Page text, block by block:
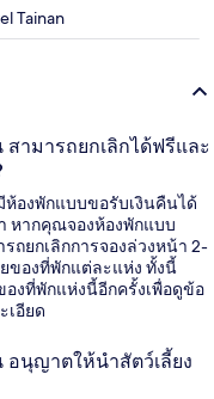
Tainan
ามารถยกเลิกได้ฟรีและ
องพักแบบขอรับเงินคืนได้
หากคุณจองห้องพักแบบ
ยกเลิกการจองล่วงหน้า 2-
ของที่พักแต่ละแห่ง ทั้งนี้
งที่พักแห่งนี้อีกครั้งเพื่อดูข้อ
เอียด
นุญาตให้นำสัตว์เลี้ยง